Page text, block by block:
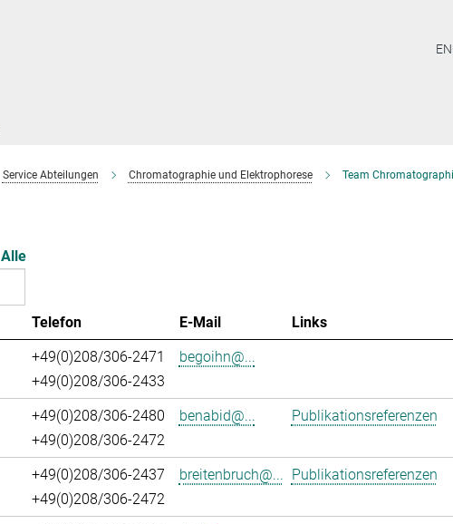
Service Abteilungen Chromatographie und Elektrophorese Team
Alle
Telefon E-Mail
Links
+49(0)208/306-2471
+49(0)208/306-2433
begoihn@...
+49(0)208/306-2480
+49(0)208/306-2472
benabid@... Publikationsreferenzen
+49(0)208/306-2437
+49(0)208/306-2472
breitenbruch@... Publikationsreferenzen